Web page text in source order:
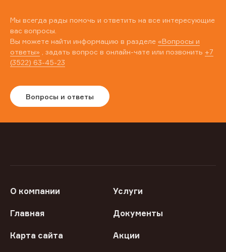
Мы всегда рады помочь и ответить на все интересующие
вас вопросы.
Вы можете найти информацию в разделе «Вопросы и
ответы» , задать вопрос в онлайн-чате или позвонить +7
(3522) 63-45-23
Вопросы и ответы
О компании Услуги
Главная Документы
Карта сайта Акции